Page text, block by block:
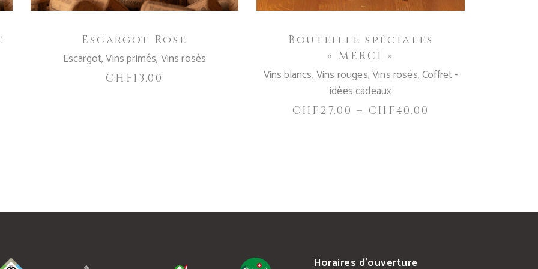
Escargot Rose
Escargot,Vins primés, Vins rosés
CHF13.00
être
sur
la
page
du
produit
Bouteille spéciales
« MERCI »
Vins blancs,Vins rouges,Vins rosés,Coffret -
idées cadeaux
CHF 27.00 – CHF40.00
Horaires d’ouverture